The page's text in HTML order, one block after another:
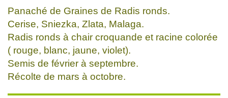
Panaché de Graines de Radis ronds.
Cerise, Sniezka, Zlata, Malaga.
Radis ronds à chair croquande et racine colorée
( rouge, blanc, jaune, violet).
Semis de février à septembre.
Récolte de mars à octobre.